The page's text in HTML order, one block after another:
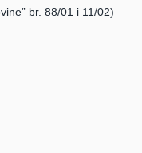
br. 88/01 i 11/02)